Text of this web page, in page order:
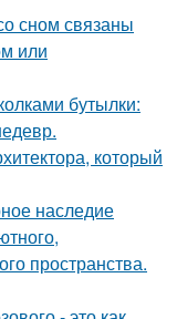
сном связаны
или
бутылки:
который
наследие
пространства.